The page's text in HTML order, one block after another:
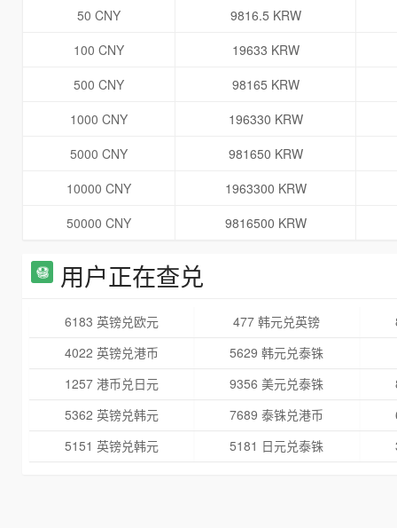
50 CNY
9816.5 KRW
100 CNY
19633 KRW
500 CNY
98165 KRW
1000 CNY
196330 KRW
5000 CNY
981650 KRW
10000 CNY
1963300 KRW
50000 CNY
9816500 KRW
用户正在查兑
6183 英镑兑欧元 477 韩元兑英镑
4022 英镑兑港币
5629 韩元兑泰铢
1257 港币兑日元
9356 美元兑泰铢
5362 英镑兑韩元
7689 泰铢兑港币
5151 英镑兑韩元
5181 日元兑泰铢